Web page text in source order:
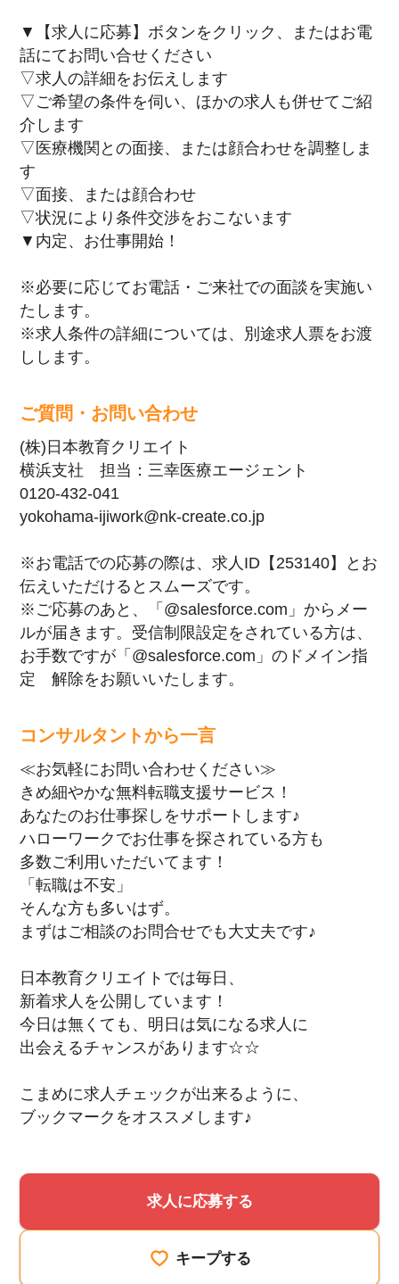
▼【求人に応募】ボタンをクリック、またはお電
話にてお問い合せください
▽求人の詳細をお伝えします
▽ご希望の条件を伺い、ほかの求人も併せてご紹
介します
▽医療機関との面接、または顔合わせを調整しま
す
▽面接、または顔合わせ
▽状況により条件交渉をおこないます
▼内定、お仕事開始！
※必要に応じてお電話・ご来社での面談を実施い
たします。
※求人条件の詳細については、別途求人票をお渡
しします。
ご質問・お問い合わせ
(株)日本教育クリエイト
横浜支社 担当：三幸医療エージェント
0120-432-041
yokohama-ijiwork@nk-create.co.jp
※お電話での応募の際は、求人ID【253140】とお
伝えいただけるとスムーズです。
※ご応募のあと、「@salesforce.com」からメー
ルが届きます。受信制限設定をされている方は、
お手数ですが「@salesforce.com」のドメイン指
定 解除をお願いいたします。
コンサルタントから一言
≪お気軽にお問い合わせください≫
きめ細やかな無料転職支援サービス！
あなたのお仕事探しをサポートします♪
ハローワークでお仕事を探されている方も
多数ご利用いただいてます！
「転職は不安」
そんな方も多いはず。
まずはご相談のお問合せでも大丈夫です♪
日本教育クリエイトでは毎日、
新着求人を公開しています！
今日は無くても、明日は気になる求人に
出会えるチャンスがあります☆☆
こまめに求人チェックが出来るように、
ブックマークをオススメします♪
求人に応募する
キープする